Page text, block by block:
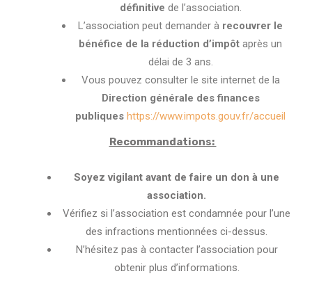
définitive de l’association.
L’association peut demander à recouvrer le
bénéfice de la réduction d’impôt après un
délai de 3 ans.
Vous pouvez consulter le site internet de la
Direction générale des finances
publiques https://www.impots.gouv.fr/accueil
Recommandations:
Soyez vigilant avant de faire un don à une
association.
Vérifiez si l’association est condamnée pour l’une
des infractions mentionnées ci-dessus.
N’hésitez pas à contacter l’association pour
obtenir plus d’informations.